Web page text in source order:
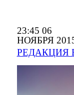
23:45 06
НОЯБРЯ
РЕДАКЦИЯ